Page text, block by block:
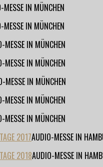
MESSE IN MÜNCHEN
MESSE IN MÜNCHEN
MESSE IN MÜNCHEN
MESSE IN MÜNCHEN
MESSE IN MÜNCHEN
MESSE IN MÜNCHEN
MESSE IN MÜNCHEN
2017AUDIO-MESSE IN
2018AUDIO-MESSE IN